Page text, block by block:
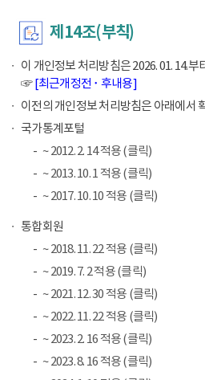
제14조(부칙)
이 개인정보 처리방침은 2026. 01. 14.부
☞[최근개정전 ･ 후내용]
이전의 개인정보 처리방침은 아래에서
국가통계포털
~ 2012. 2. 14 적용 (클릭)
~ 2013. 10. 1 적용 (클릭)
~ 2017. 10. 10 적용 (클릭)
통합회원
~ 2018. 11. 22 적용 (클릭)
~ 2019. 7. 2 적용 (클릭)
~ 2021. 12. 30 적용 (클릭)
~ 2022. 11. 22 적용 (클릭)
~ 2023. 2. 16 적용 (클릭)
~ 2023. 8. 16 적용 (클릭)